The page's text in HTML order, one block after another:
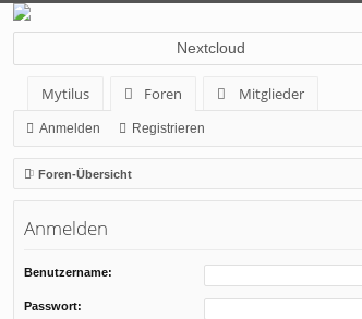
Nextcloud
Mytilus Foren
Mitglieder
Anmelden Registrieren
Foren-Übersicht
Anmelden
Benutzername:
Passwort: